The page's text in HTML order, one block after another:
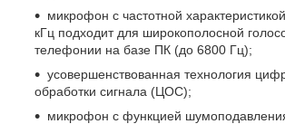
микрофон с частотной
кГц подходит для широкополосной
телефонии на базе ПК (до 6800 Гц);
усовершенствованная технология
обработки сигнала (ЦОС);
микрофон с функцией